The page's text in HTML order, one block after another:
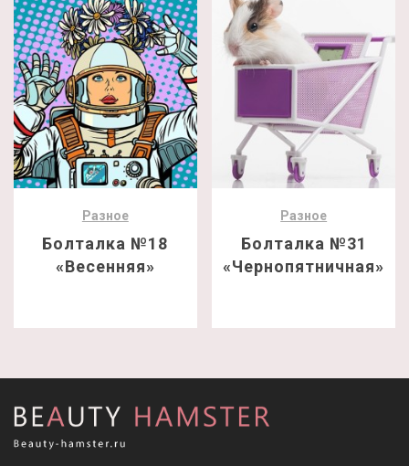
Разное
Болталка №18
«Весенняя»
Разное
Болталка №31
«Чернопятничная»